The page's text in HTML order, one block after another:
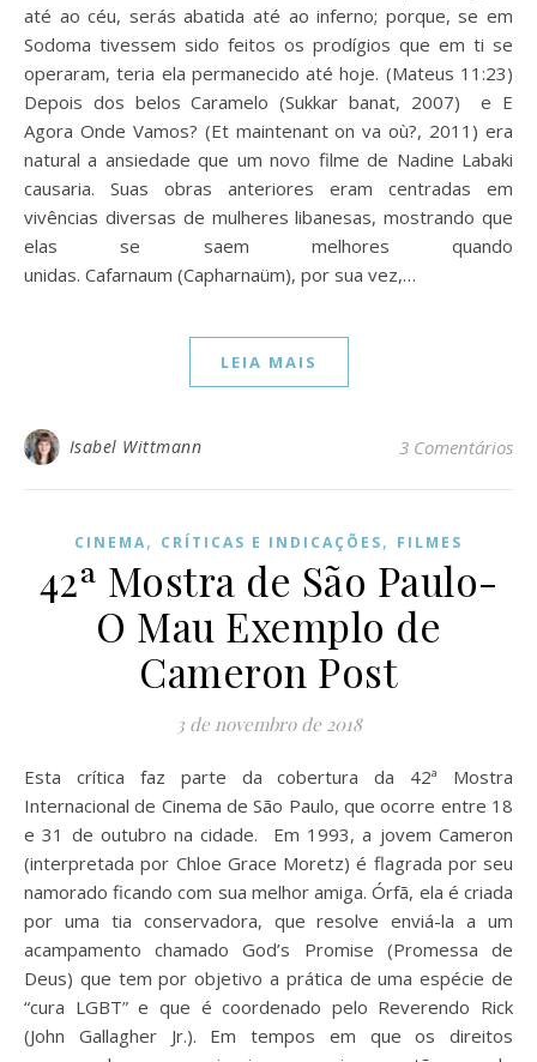
até ao céu, serás abatida até ao inferno; porque, se em
Sodoma tivessem sido feitos os prodígios que em ti se
operaram, teria ela permanecido até hoje. (Mateus 11:23)
Depois dos belos Caramelo (Sukkar banat, 2007) e E
Agora Onde Vamos? (Et maintenant on va où?, 2011) era
natural a ansiedade que um novo filme de Nadine Labaki
causaria. Suas obras anteriores eram centradas em
vivências diversas de mulheres libanesas, mostrando que
elas se saem melhores quando
unidas. Cafarnaum (Capharnaüm), por sua vez,…
LEIA MAIS
Isabel Wittmann 3 Comentários
CINEMA, CRÍTICAS E INDICAÇÕES, FILMES
42ª Mostra de São Paulo-
O Mau Exemplo de
Cameron Post
3 de novembro de 2018
Esta crítica faz parte da cobertura da 42ª Mostra
Internacional de Cinema de São Paulo, que ocorre entre 18
e 31 de outubro na cidade. Em 1993, a jovem Cameron
(interpretada por Chloe Grace Moretz) é flagrada por seu
namorado ficando com sua melhor amiga. Órfã, ela é criada
por uma tia conservadora, que resolve enviá-la a um
acampamento chamado God’s Promise (Promessa de
Deus) que tem por objetivo a prática de uma espécie de
“cura LGBT” e que é coordenado pelo Reverendo Rick
(John Gallagher Jr.). Em tempos em que os direitos